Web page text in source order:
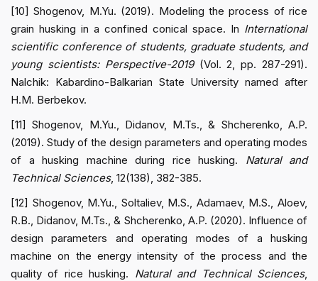
[10] Shogenov, M.Yu. (2019). Modeling the process of rice
grain husking in a confined conical space. In International
scientific conference of students, graduate students, and
young scientists: Perspective-2019(Vol. 2, pp. 287-291).
Nalchik: Kabardino-Balkarian State University named after
H.M. Berbekov.
[11] Shogenov, M.Yu., Didanov, M.Ts., & Shcherenko, A.P.
(2019). Study of the design parameters and operating modes
of a husking machine during rice husking. Natural and
Technical Sciences, 12(138), 382-385.
[12] Shogenov, M.Yu., Soltaliev, M.S., Adamaev, M.S., Aloev,
R.B., Didanov, M.Ts., & Shcherenko, A.P. (2020). Influence of
design parameters and operating modes of a husking
machine on the energy intensity of the process and the
quality of rice husking. Natural and Technical Sciences,